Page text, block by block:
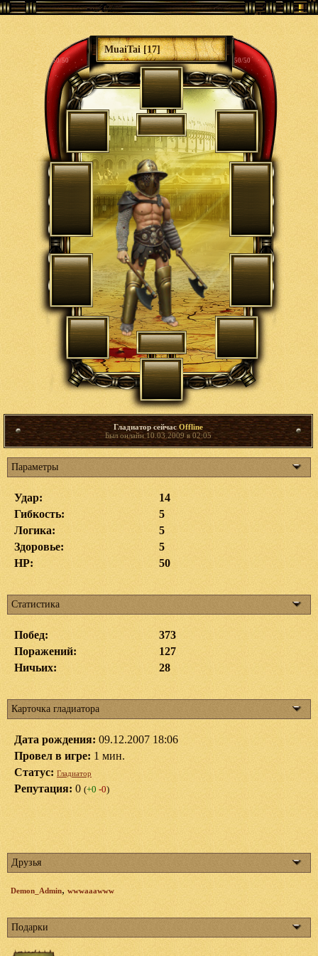
MuaiTai [17]
50/50 50/50
Гладиатор сейчасOffline
Был онлайн 10.03.2009 в 02:05
Параметры
Удар:
14
Гибкость:
5
Логика:
5
Здоровье:
5
HP:
50
Статистика
Побед:
373
Поражений:
127
Ничьих:
28
Карточка гладиатора
Дата рождения: 09.12.2007 18:06
Провел в игре: 1 мин.
Статус: Гладиатор
Репутация: 0 (+0 -0)
Друзья
Demon_Admin, wwwaaawww
Подарки